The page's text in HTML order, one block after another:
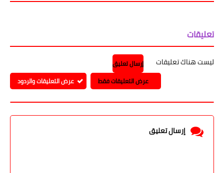
تعليقات
ليست هناك تعليقات
إرسال تعليق
عرض التعليقات فقط
عرض التعليقات والردود
إرسال تعليق